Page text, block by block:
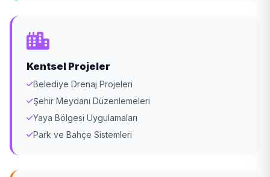
Kentsel Projeler
Belediye Drenaj Projeleri
Şehir Meydanı Düzenlemeleri
Yaya Bölgesi Uygulamaları
Park ve Bahçe Sistemleri